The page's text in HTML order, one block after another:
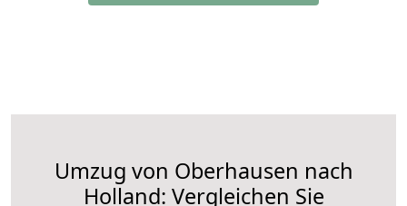
Umzug von Oberhausen nach
Holland: Vergleichen Sie